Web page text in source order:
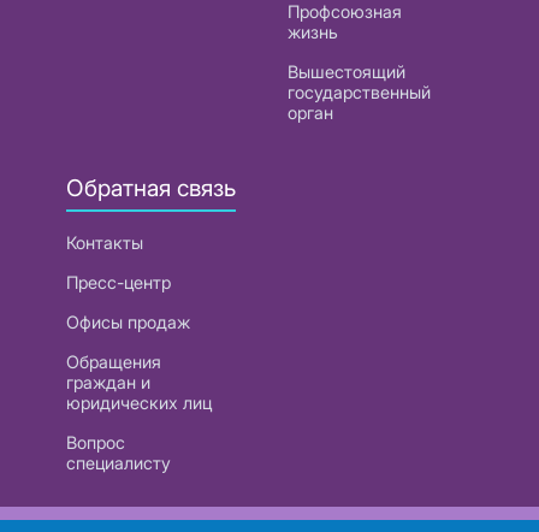
Профсоюзная
жизнь
Вышестоящий
государственный
орган
Обратная связь
Контакты
Пресс-центр
Офисы продаж
Обращения
граждан и
юридических лиц
Вопрос
специалисту